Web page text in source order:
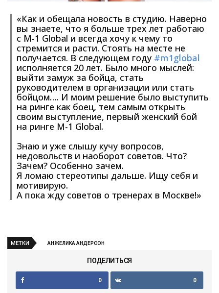
«Как и обещала новость в студию. Наверно
вы знаете, что я больше трех лет работаю
с M-1 Global и всегда хочу к чему то
стремится и расти. Стоять на месте не
получается. В следующем году #m1global
исполняется 20 лет. Было много мыслей:
выйти замуж за бойца, стать
руководителем в организации или стать
бойцом…. И моим решение было выступить
на ринге как боец, тем самым открыть
своим выступление, первый женский бой
на ринге M-1 Global.
Знаю и уже слышу кучу вопросов,
недовольств и наоборот советов. Что?
Зачем? Особенно зачем.
Я ломаю стереотипы дальше. Ищу себя и
мотивирую.
А пока жду советов о тренерах в Москве!»
МЕТКИ АНЖЕЛИКА АНДЕРСОН
ПОДЕЛИТЬСЯ
0 0